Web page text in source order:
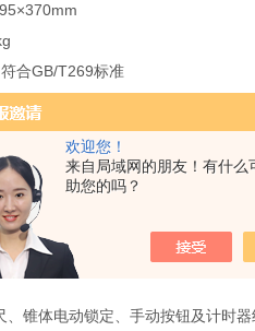
欢迎您！
来自局域网的朋友！有什么
助您的吗？
合GB/T269标准
35 mm
mm
102.5±0.05g 锥杆质量47.5±0.05g
总质量为：37.5±0.05g，锥体的
总质量9.38±0.025g(选配)
锥体电动锁定、手动按钮及计时器